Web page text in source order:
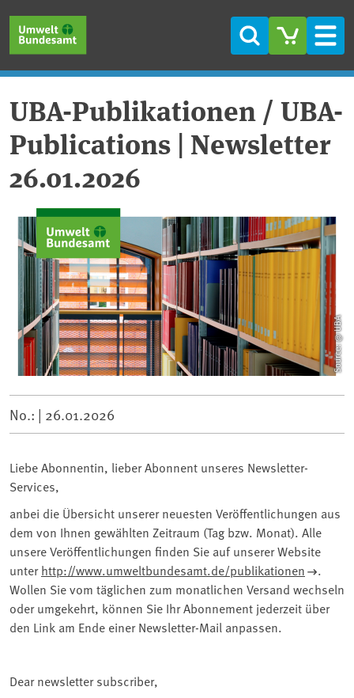
Search
UBA-Publikationen / UBA-
Publications | Newsletter
26.01.2026
Source: @ UBA
No.: | 26.01.2026
Liebe Abonnentin, lieber Abonnent unseres Newsletter-
Services,
anbei die Übersicht unserer neuesten Veröffentlichungen aus
dem von Ihnen gewählten Zeitraum (Tag bzw. Monat). Alle
unsere Veröffentlichungen finden Sie auf unserer Website
unterhttp://www.umweltbundesamt.de/publikationen
.
Wollen Sie vom täglichen zum monatlichen Versand wechseln
oder umgekehrt, können Sie Ihr Abonnement jederzeit über
den Link am Ende einer Newsletter-Mail anpassen.
Dear newsletter subscriber,